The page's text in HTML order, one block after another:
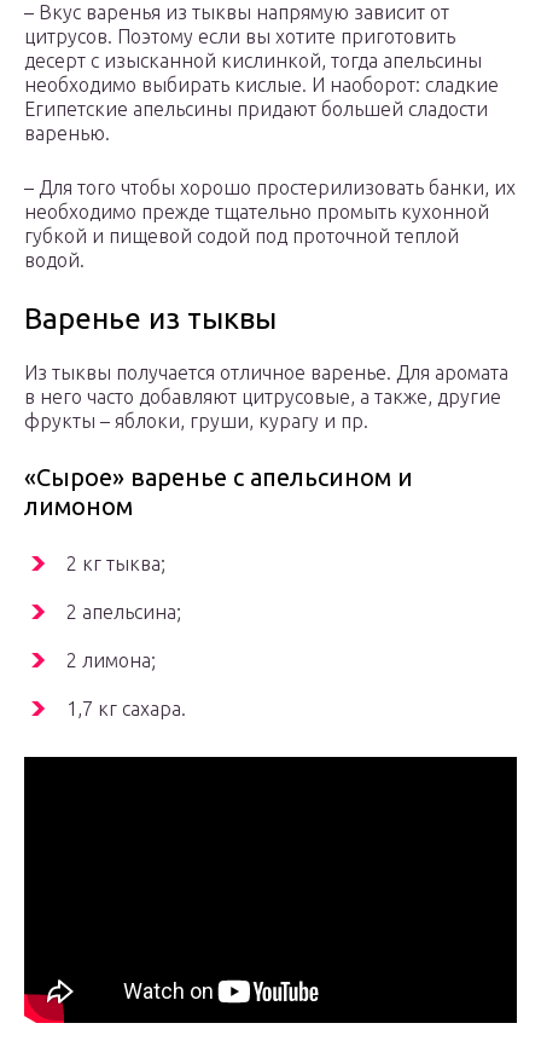
– Вкус варенья из тыквы напрямую зависит от
цитрусов. Поэтому если вы хотите приготовить
десерт с изысканной кислинкой, тогда апельсины
необходимо выбирать кислые. И наоборот: сладкие
Египетские апельсины придают большей сладости
варенью.
– Для того чтобы хорошо простерилизовать банки, их
необходимо прежде тщательно промыть кухонной
губкой и пищевой содой под проточной теплой
водой.
Варенье из тыквы
Из тыквы получается отличное варенье. Для аромата
в него часто добавляют цитрусовые, а также, другие
фрукты – яблоки, груши, курагу и пр.
«Сырое» варенье с апельсином и
лимоном
2 кг тыква;
2 апельсина;
2 лимона;
1,7 кг сахара.